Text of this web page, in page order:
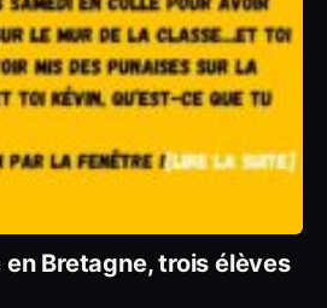
Bretagne, trois élèves